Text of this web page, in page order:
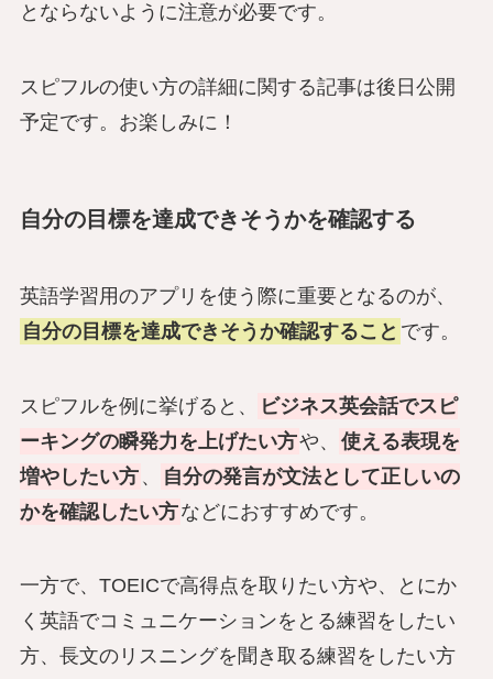
とならないように注意が必要です。
スピフルの使い方の詳細に関する記事は後日公開
予定です。お楽しみに！
自分の目標を達成できそうかを確認する
英語学習用のアプリを使う際に重要となるのが、
自分の目標を達成できそうか確認すること です。
スピフルを例に挙げると、
ビジネス英会話でスピ
ーキングの瞬発力を上げたい方や、
使える表現を
増やしたい方 、
自分の発言が文法として正しいの
かを確認したい方などにおすすめです。
一方で、TOEICで高得点を取りたい方や、とにか
く英語でコミュニケーションをとる練習をしたい
方、長文のリスニングを聞き取る練習をしたい方